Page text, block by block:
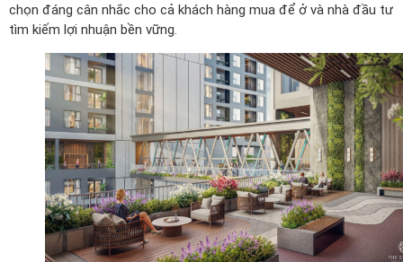
chọn đáng cân nhắc cho cả khách hàng mua để ở và nhà đầu tư
tìm kiếm lợi nhuận bền vững.